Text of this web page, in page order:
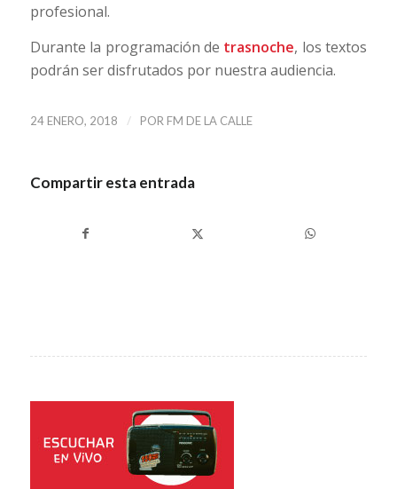
profesional.
Durante la programación de trasnoche, los textos
podrán ser disfrutados por nuestra audiencia.
24 ENERO, 2018 / POR FM DE LA CALLE
Compartir esta entrada